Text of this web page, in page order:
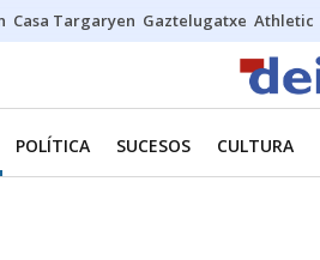
Casa Targaryen Gaztelugatxe Athletic
POLÍTICA SUCESOS CULTURA